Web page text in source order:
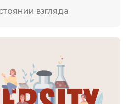
взгляда